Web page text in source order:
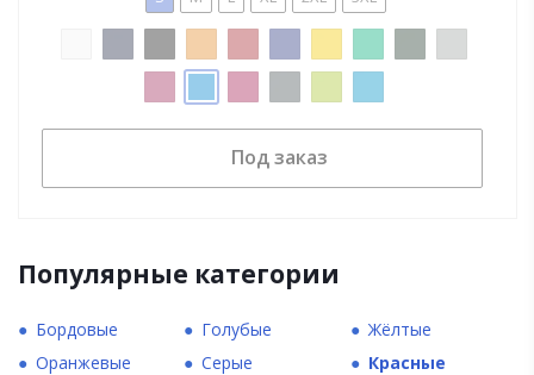
Под заказ
Популярные категории
Бордовые Голубые
Жёлтые
Оранжевые
Серые
Красные